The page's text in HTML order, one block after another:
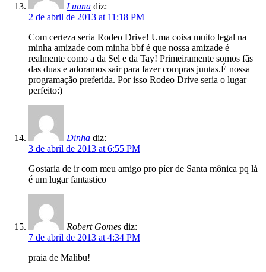
Luana diz:
2 de abril de 2013 at 11:18 PM
Com certeza seria Rodeo Drive! Uma coisa muito legal na
minha amizade com minha bbf é que nossa amizade é
realmente como a da Sel e da Tay! Primeiramente somos fãs
das duas e adoramos sair para fazer compras juntas.É nossa
programação preferida. Por isso Rodeo Drive seria o lugar
perfeito:)
Dinha diz:
3 de abril de 2013 at 6:55 PM
Gostaria de ir com meu amigo pro píer de Santa mônica pq lá
é um lugar fantastico
Robert Gomes diz:
7 de abril de 2013 at 4:34 PM
praia de Malibu!